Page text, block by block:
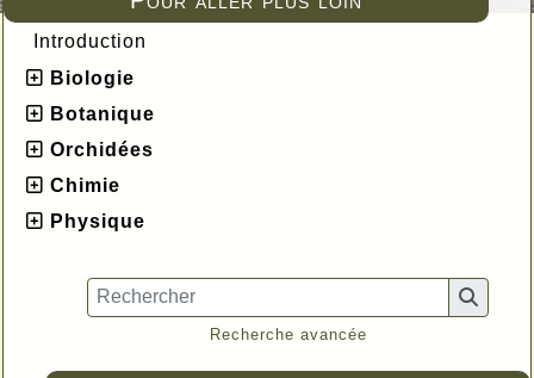
Introduction
Biologie
Botanique
Orchidées
Chimie
Physique
Recherche avancée